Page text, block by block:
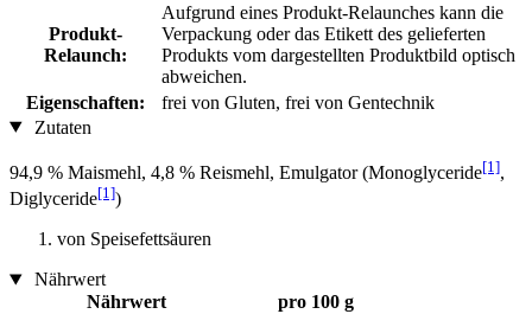
Produkt-
Relaunch:
Aufgrund eines Produkt-Relaunches kann die
Verpackung oder das Etikett des gelieferten
Produkts vom dargestellten Produktbild optisch
abweichen.
Eigenschaften:
frei von Gluten, frei von Gentechnik
Zutaten
94,9 % Maismehl, 4,8 % Reismehl, Emulgator (Monoglyceride[1],
Diglyceride[1])
von Speisefettsäuren
Nährwert
Nährwert
pro 100 g